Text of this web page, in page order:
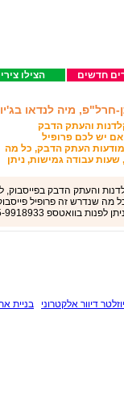
הצילו חדשים
חרל"פ, מיה לנדאו בג'יו
והעתק הדבק
אם יש לכם פרופיל
מודעות העתק הדבק, כל מה
שעות עבודה גמישות, ניתן
והעתק הדבק בפייסבוק,
שנדרש זה פרופיל
בוואטספ 055-9918933
דיוור אלקטרוני בניית